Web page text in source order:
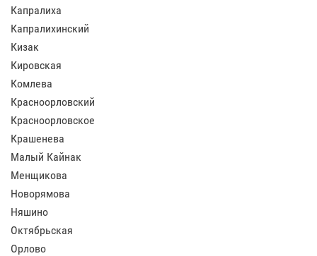
Капралиха
Капралихинский
Кизак
Кировская
Комлева
Красноорловский
Красноорловское
Крашенева
Малый Кайнак
Менщикова
Новорямова
Няшино
Октябрьская
Орлово